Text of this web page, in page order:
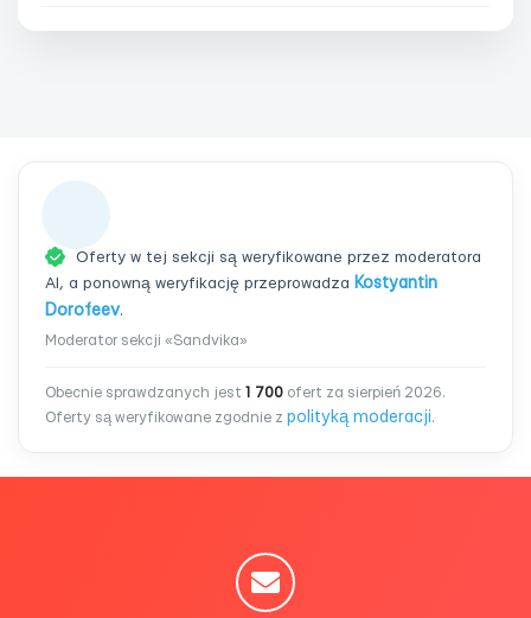
Oferty w tej sekcji są weryfikowane przez moderatora
AI, a ponowną weryfikację przeprowadza Kostyantin
Dorofeev.
Moderator sekcji «Sandvika»
Obecnie sprawdzanych jest 1 700 ofert za sierpień 2026.
Oferty są weryfikowane zgodnie z polityką moderacji.